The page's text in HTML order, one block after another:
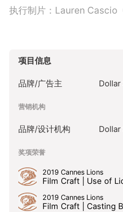
执行制片：Lauren Cascio
项目信息
品牌/广告主
营销机构
品牌/设计机构
奖项荣誉
2019 Cannes Lions
2019 Cannes Lions
Film Craft | Casting